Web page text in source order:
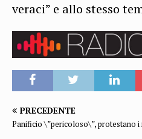
veraci” e allo stesso
PRECEDENTE
Panificio \”pericoloso\”, protestano